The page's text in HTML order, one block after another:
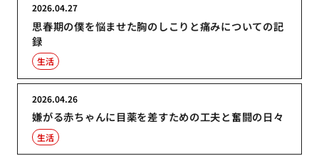
思春期の僕を悩ませた胸のしこりと痛みについての記
録
2026.04.27
生活
嫌がる赤ちゃんに目薬を差すための工夫と奮闘の日々
2026.04.26
生活